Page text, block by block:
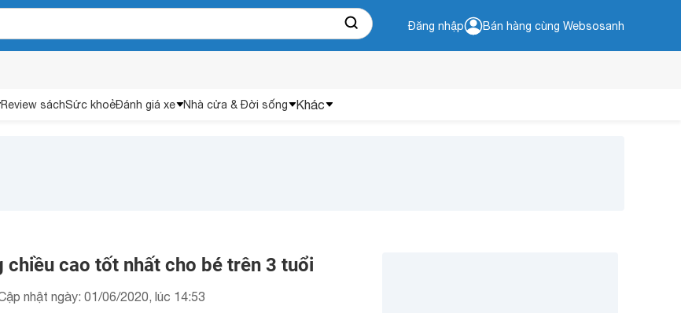
Đăng nhập Bán hàng cùng Websosanh
Review sáchSức khoẻĐánh giá xe Nhà cửa & Đời sống Khác
chiều cao tốt nhất cho bé trên 3 tuổi
nhật ngày: 01/06/2020, lúc 14:53